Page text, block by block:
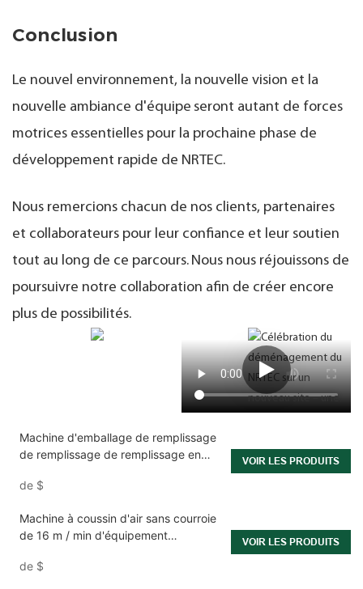
Conclusion
Le nouvel environnement, la nouvelle vision et la
nouvelle ambiance d'équipe seront autant de forces
motrices essentielles pour la prochaine phase de
développement rapide de NRTEC.
Nous remercions chacun de nos clients, partenaires
et collaborateurs pour leur confiance et leur soutien
tout au long de ce parcours. Nous nous réjouissons de
poursuivre notre collaboration afin de créer encore
plus de possibilités.
Machine d'emballage de remplissage
de remplissage de remplissage en
de $
VOIR LES PRODUITS
Machine à coussin d'air sans courroie
de 16 m / min d'équipement
de $
VOIR LES PRODUITS